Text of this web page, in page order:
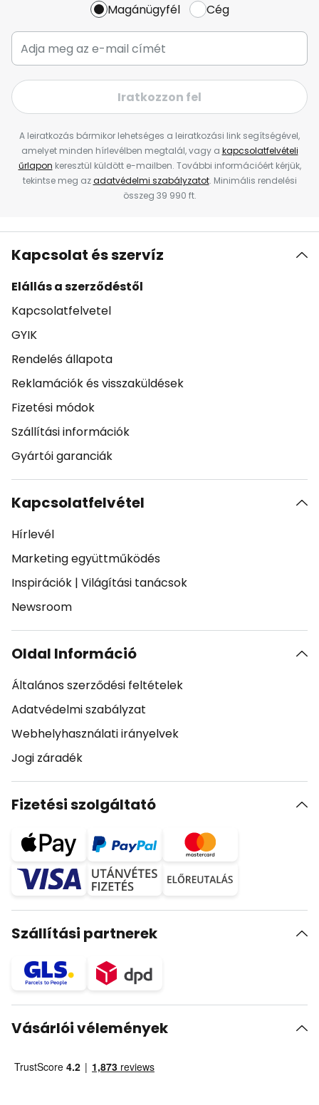
Magánügyfél Cég
Iratkozzon fel
A leiratkozás bármikor lehetséges a leiratkozási link segítségével,
amelyet minden hírlevélben megtalál, vagy a kapcsolatfelvételi
űrlapon keresztül küldött e-mailben. További információért kérjük,
tekintse meg azadatvédelmi szabályzatot. Minimális rendelési
összeg 39 990 ft.
Kapcsolat és szervíz
Elállás a szerződéstől
Kapcsolatfelvetel
GYIK
Rendelés állapota
Reklamációk és visszaküldések
Fizetési módok
Szállítási információk
Gyártói garanciák
Kapcsolatfelvétel
Hírlevél
Marketing együttműködés
Inspirációk | Világítási tanácsok
Newsroom
Oldal Információ
Általános szerződési feltételek
Adatvédelmi szabályzat
Webhelyhasználati irányelvek
Jogi záradék
Fizetési szolgáltató
Szállítási partnerek
Vásárlói vélemények